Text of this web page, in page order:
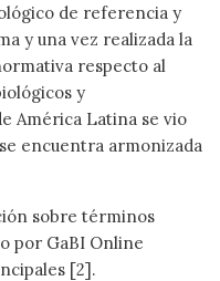
de referencia y
y una vez realizada la
respecto al
y
América Latina se vio
encuentra armonizada
sobre términos
por GaBI Online
[2].